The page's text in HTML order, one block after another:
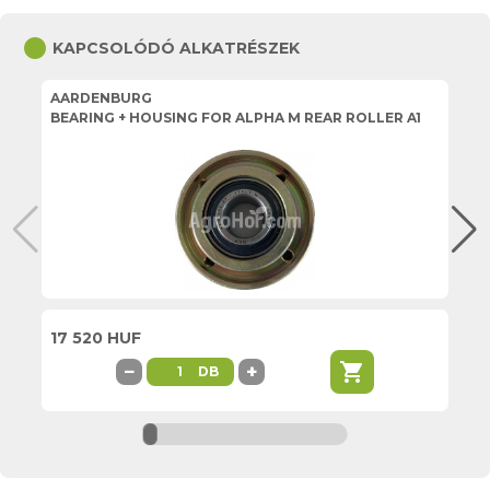
circle KAPCSOLÓDÓ ALKATRÉSZEK
AARDENBURG
BEARING + HOUSING FOR ALPHA M REAR ROLLER A1
17 520 HUF
− DB + shopping_cart